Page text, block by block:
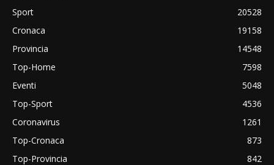
Sport
20528
Cronaca
19158
Provincia
14548
Top-Home
7598
Eventi
5048
Top-Sport
4536
Coronavirus
1261
Top-Cronaca
873
Top-Provincia
842